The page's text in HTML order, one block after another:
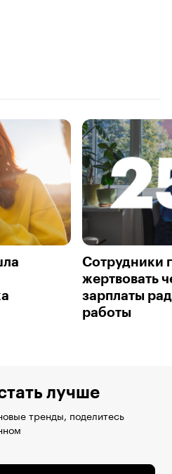
Сотрудники
жертвовать
зарплаты
работы
лучше
тренды, поделитесь